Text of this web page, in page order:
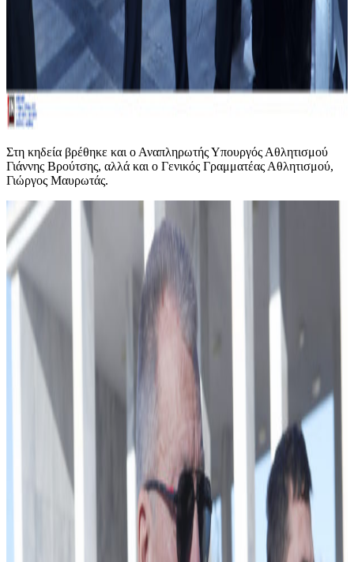
Στη κηδεία βρέθηκε και ο Αναπληρωτής Υπουργός Αθλητισμού
Γιάννης Βρούτσης, αλλά και ο Γενικός Γραμματέας Αθλητισμού,
Γιώργος Μαυρωτάς.